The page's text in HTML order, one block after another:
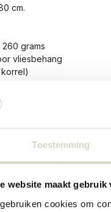
Toestemming
website maakt gebruik
cookies om
cm.
grams
vliesbehang
Afwasbaar.
MW-